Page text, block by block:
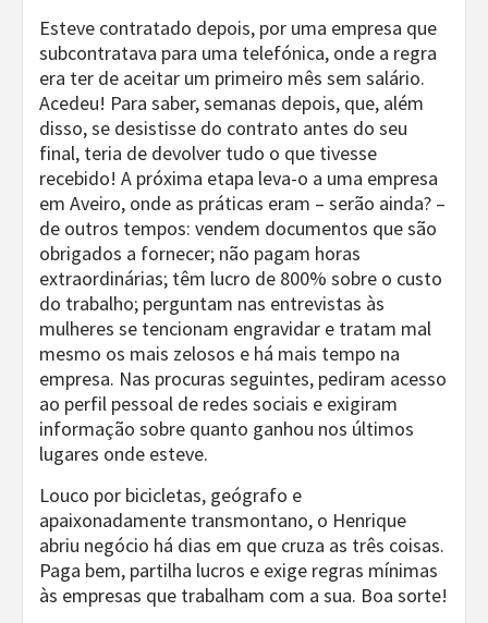
Esteve contratado depois, por uma empresa que
subcontratava para uma telefónica, onde a regra
era ter de aceitar um primeiro mês sem salário.
Acedeu! Para saber, semanas depois, que, além
disso, se desistisse do contrato antes do seu
final, teria de devolver tudo o que tivesse
recebido! A próxima etapa leva-o a uma empresa
em Aveiro, onde as práticas eram – serão ainda? –
de outros tempos: vendem documentos que são
obrigados a fornecer; não pagam horas
extraordinárias; têm lucro de 800% sobre o custo
do trabalho; perguntam nas entrevistas às
mulheres se tencionam engravidar e tratam mal
mesmo os mais zelosos e há mais tempo na
empresa. Nas procuras seguintes, pediram acesso
ao perfil pessoal de redes sociais e exigiram
informação sobre quanto ganhou nos últimos
lugares onde esteve.
Louco por bicicletas, geógrafo e
apaixonadamente transmontano, o Henrique
abriu negócio há dias em que cruza as três coisas.
Paga bem, partilha lucros e exige regras mínimas
às empresas que trabalham com a sua. Boa sorte!